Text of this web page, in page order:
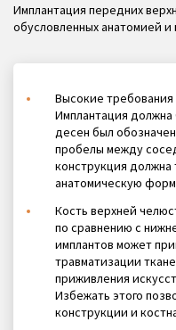
Имплантация передних
обусловленных анатомией
Высокие
Имплантация
десен был
пробелы между
конструкция должна
анатомическую
Кость верхней
по сравнению с
имплантов может
травматизации
приживления
Избежать этого
конструкции и